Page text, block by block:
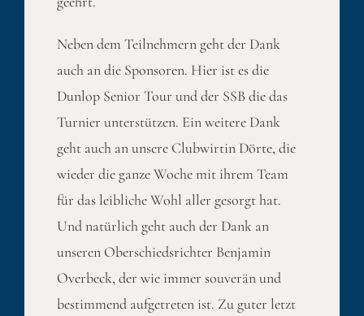
Neben dem Teilnehmern geht der Dank
auch an die Sponsoren. Hier ist es die
Dunlop Senior Tour und der SSB die das
Turnier unterstützen. Ein weitere Dank
geht auch an unsere Clubwirtin Dörte, die
wieder die ganze Woche mit ihrem Team
für das leibliche Wohl aller gesorgt hat.
Und natürlich geht auch der Dank an
unseren Oberschiedsrichter Benjamin
Overbeck, der wie immer souverän und
bestimmend aufgetreten ist. Zu guter letzt